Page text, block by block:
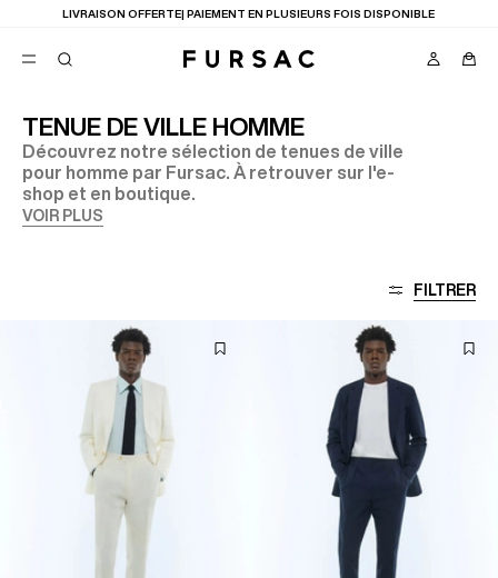
LIVRAISON OFFERTE| PAIEMENT EN PLUSIEURS FOIS DISPONIBLE
TENUE DE VILLE HOMME
Découvrez notre sélection de tenues de ville
pour homme par Fursac. À retrouver sur l'e-
shop et en boutique.
VOIR PLUS
FILTRER
FAVORIS
COSTUMES
PANTALONS
BLOUSONS